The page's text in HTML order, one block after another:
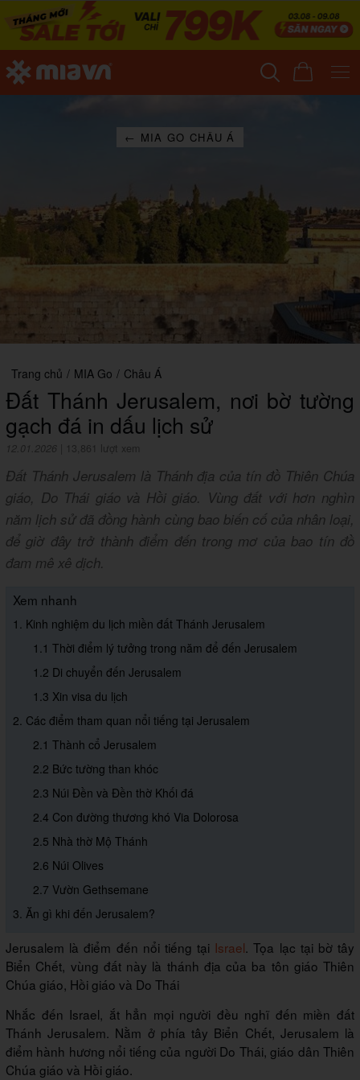
← MIA GO CHÂU Á
Trang chủ / MIA Go / Châu Á
Đất Thánh Jerusalem, nơi bờ tường
gạch đá in dấu lịch sử
12.01.2026 13,861 lượt xem
Đất Thánh Jerusalem là Thánh địa của tín đồ Thiên Chúa
giáo, Do Thái giáo và Hồi giáo. Vùng đất với hơn nghìn
năm lịch sử đã đồng hành cùng bao biến cố của nhân loại,
để giờ đây trở thành điểm đến trong mơ của bao tín đồ
đam mê xê dịch.
Xem nhanh
1. Kinh nghiệm du lịch miền đất Thánh Jerusalem
1.1 Thời điểm lý tưởng trong năm để đến Jerusalem
1.2 Di chuyển đến Jerusalem
1.3 Xin visa du lịch
2. Các điểm tham quan nổi tiếng tại Jerusalem
2.1 Thành cổ Jerusalem
2.2 Bức tường than khóc
2.3 Núi Đền và Đền thờ Khối đá
2.4 Con đường thương khó Via Dolorosa
2.5 Nhà thờ Mộ Thánh
2.6 Núi Olives
2.7 Vườn Gethsemane
3. Ăn gì khi đến Jerusalem?
Jerusalem là điểm đến nổi tiếng tại Israel. Tọa lạc tại bờ tây
Biển Chết, vùng đất này là thánh địa của ba tôn giáo Thiên
Chúa giáo, Hồi giáo và Do Thái
Nhắc đến Israel, ắt hẳn mọi người đều nghĩ đến miền đất
Thánh Jerusalem. Nằm ở phía tây Biển Chết, Jerusalem là
điểm hành hương nổi tiếng của người Do Thái, giáo dân Thiên
Chúa giáo và Hồi giáo.